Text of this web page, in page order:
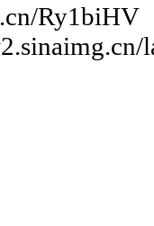
Ry1biHV